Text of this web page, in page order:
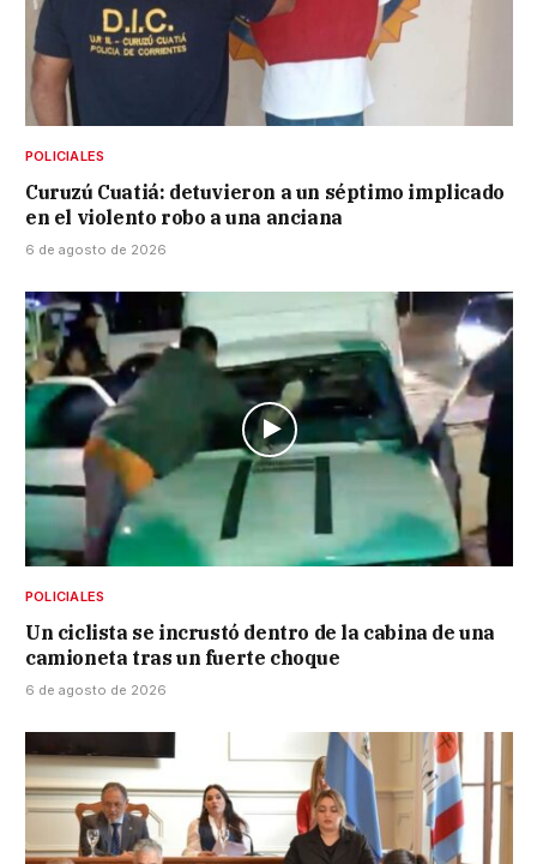
POLICIALES
Curuzú Cuatiá: detuvieron a un séptimo implicado
en el violento robo a una anciana
6 de agosto de 2026
POLICIALES
Un ciclista se incrustó dentro de la cabina de una
camioneta tras un fuerte choque
6 de agosto de 2026